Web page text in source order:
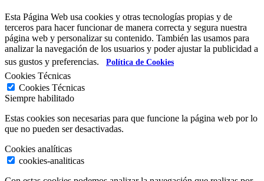
Esta Página Web usa cookies y otras tecnologías propias y de
terceros para hacer funcionar de manera correcta y segura nuestra
página web y personalizar su contenido. También las usamos para
analizar la navegación de los usuarios y poder ajustar la publicidad a
sus gustos y preferencias.
Política de Cookies
Cookies Técnicas
Cookies Técnicas
Siempre habilitado
Estas cookies son necesarias para que funcione la página web por lo
que no pueden ser desactivadas.
Cookies analíticas
cookies-analiticas